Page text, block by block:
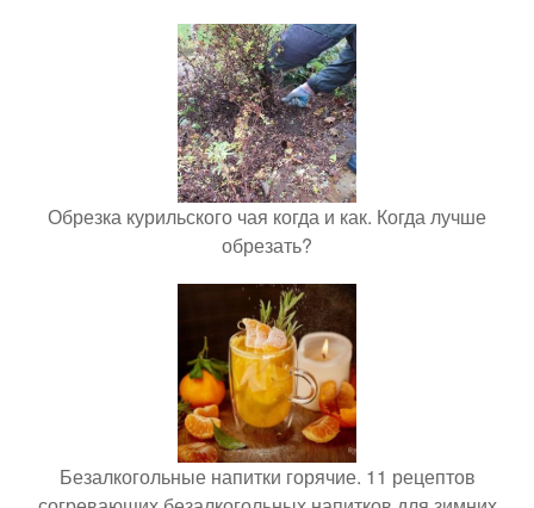
Обрезка курильского чая когда и как. Когда лучше
обрезать?
Безалкогольные напитки горячие. 11 рецептов